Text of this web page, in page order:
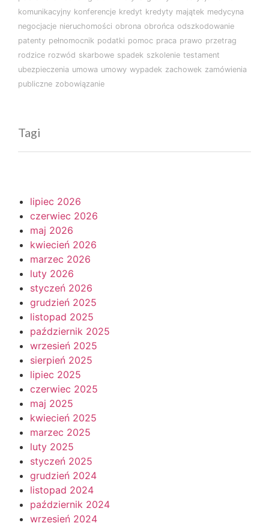
komunikacyjny konferencje kredyt kredyty majątek medycyna
negocjacje nieruchomości obrona obrońca odszkodowanie
patenty pełnomocnik podatki pomoc praca prawo przetrag
rodzice rozwód skarbowe spadek szkolenie testament
ubezpieczenia umowa umowy wypadek zachowek zamówienia
publiczne zobowiązanie
Tagi
lipiec 2026
czerwiec 2026
maj 2026
kwiecień 2026
marzec 2026
luty 2026
styczeń 2026
grudzień 2025
listopad 2025
październik 2025
wrzesień 2025
sierpień 2025
lipiec 2025
czerwiec 2025
maj 2025
kwiecień 2025
marzec 2025
luty 2025
styczeń 2025
grudzień 2024
listopad 2024
październik 2024
wrzesień 2024